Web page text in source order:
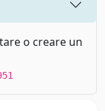
o creare un